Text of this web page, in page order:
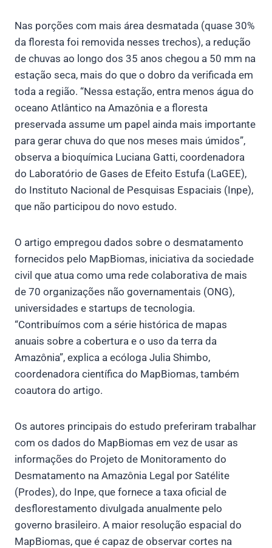
Nas porções com mais área desmatada (quase 30%
da floresta foi removida nesses trechos), a redução
de chuvas ao longo dos 35 anos chegou a 50 mm na
estação seca, mais do que o dobro da verificada em
toda a região. “Nessa estação, entra menos água do
oceano Atlântico na Amazônia e a floresta
preservada assume um papel ainda mais importante
para gerar chuva do que nos meses mais úmidos”,
observa a bioquímica Luciana Gatti, coordenadora
do Laboratório de Gases de Efeito Estufa (LaGEE),
do Instituto Nacional de Pesquisas Espaciais (Inpe),
que não participou do novo estudo.
O artigo empregou dados sobre o desmatamento
fornecidos pelo MapBiomas, iniciativa da sociedade
civil que atua como uma rede colaborativa de mais
de 70 organizações não governamentais (ONG),
universidades e startups de tecnologia.
“Contribuímos com a série histórica de mapas
anuais sobre a cobertura e o uso da terra da
Amazônia”, explica a ecóloga Julia Shimbo,
coordenadora científica do MapBiomas, também
coautora do artigo.
Os autores principais do estudo preferiram trabalhar
com os dados do MapBiomas em vez de usar as
informações do Projeto de Monitoramento do
Desmatamento na Amazônia Legal por Satélite
(Prodes), do Inpe, que fornece a taxa oficial de
desflorestamento divulgada anualmente pelo
governo brasileiro. A maior resolução espacial do
MapBiomas, que é capaz de observar cortes na